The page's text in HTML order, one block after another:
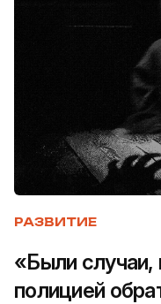
РАЗВИТИЕ
«Были случаи,
полицией